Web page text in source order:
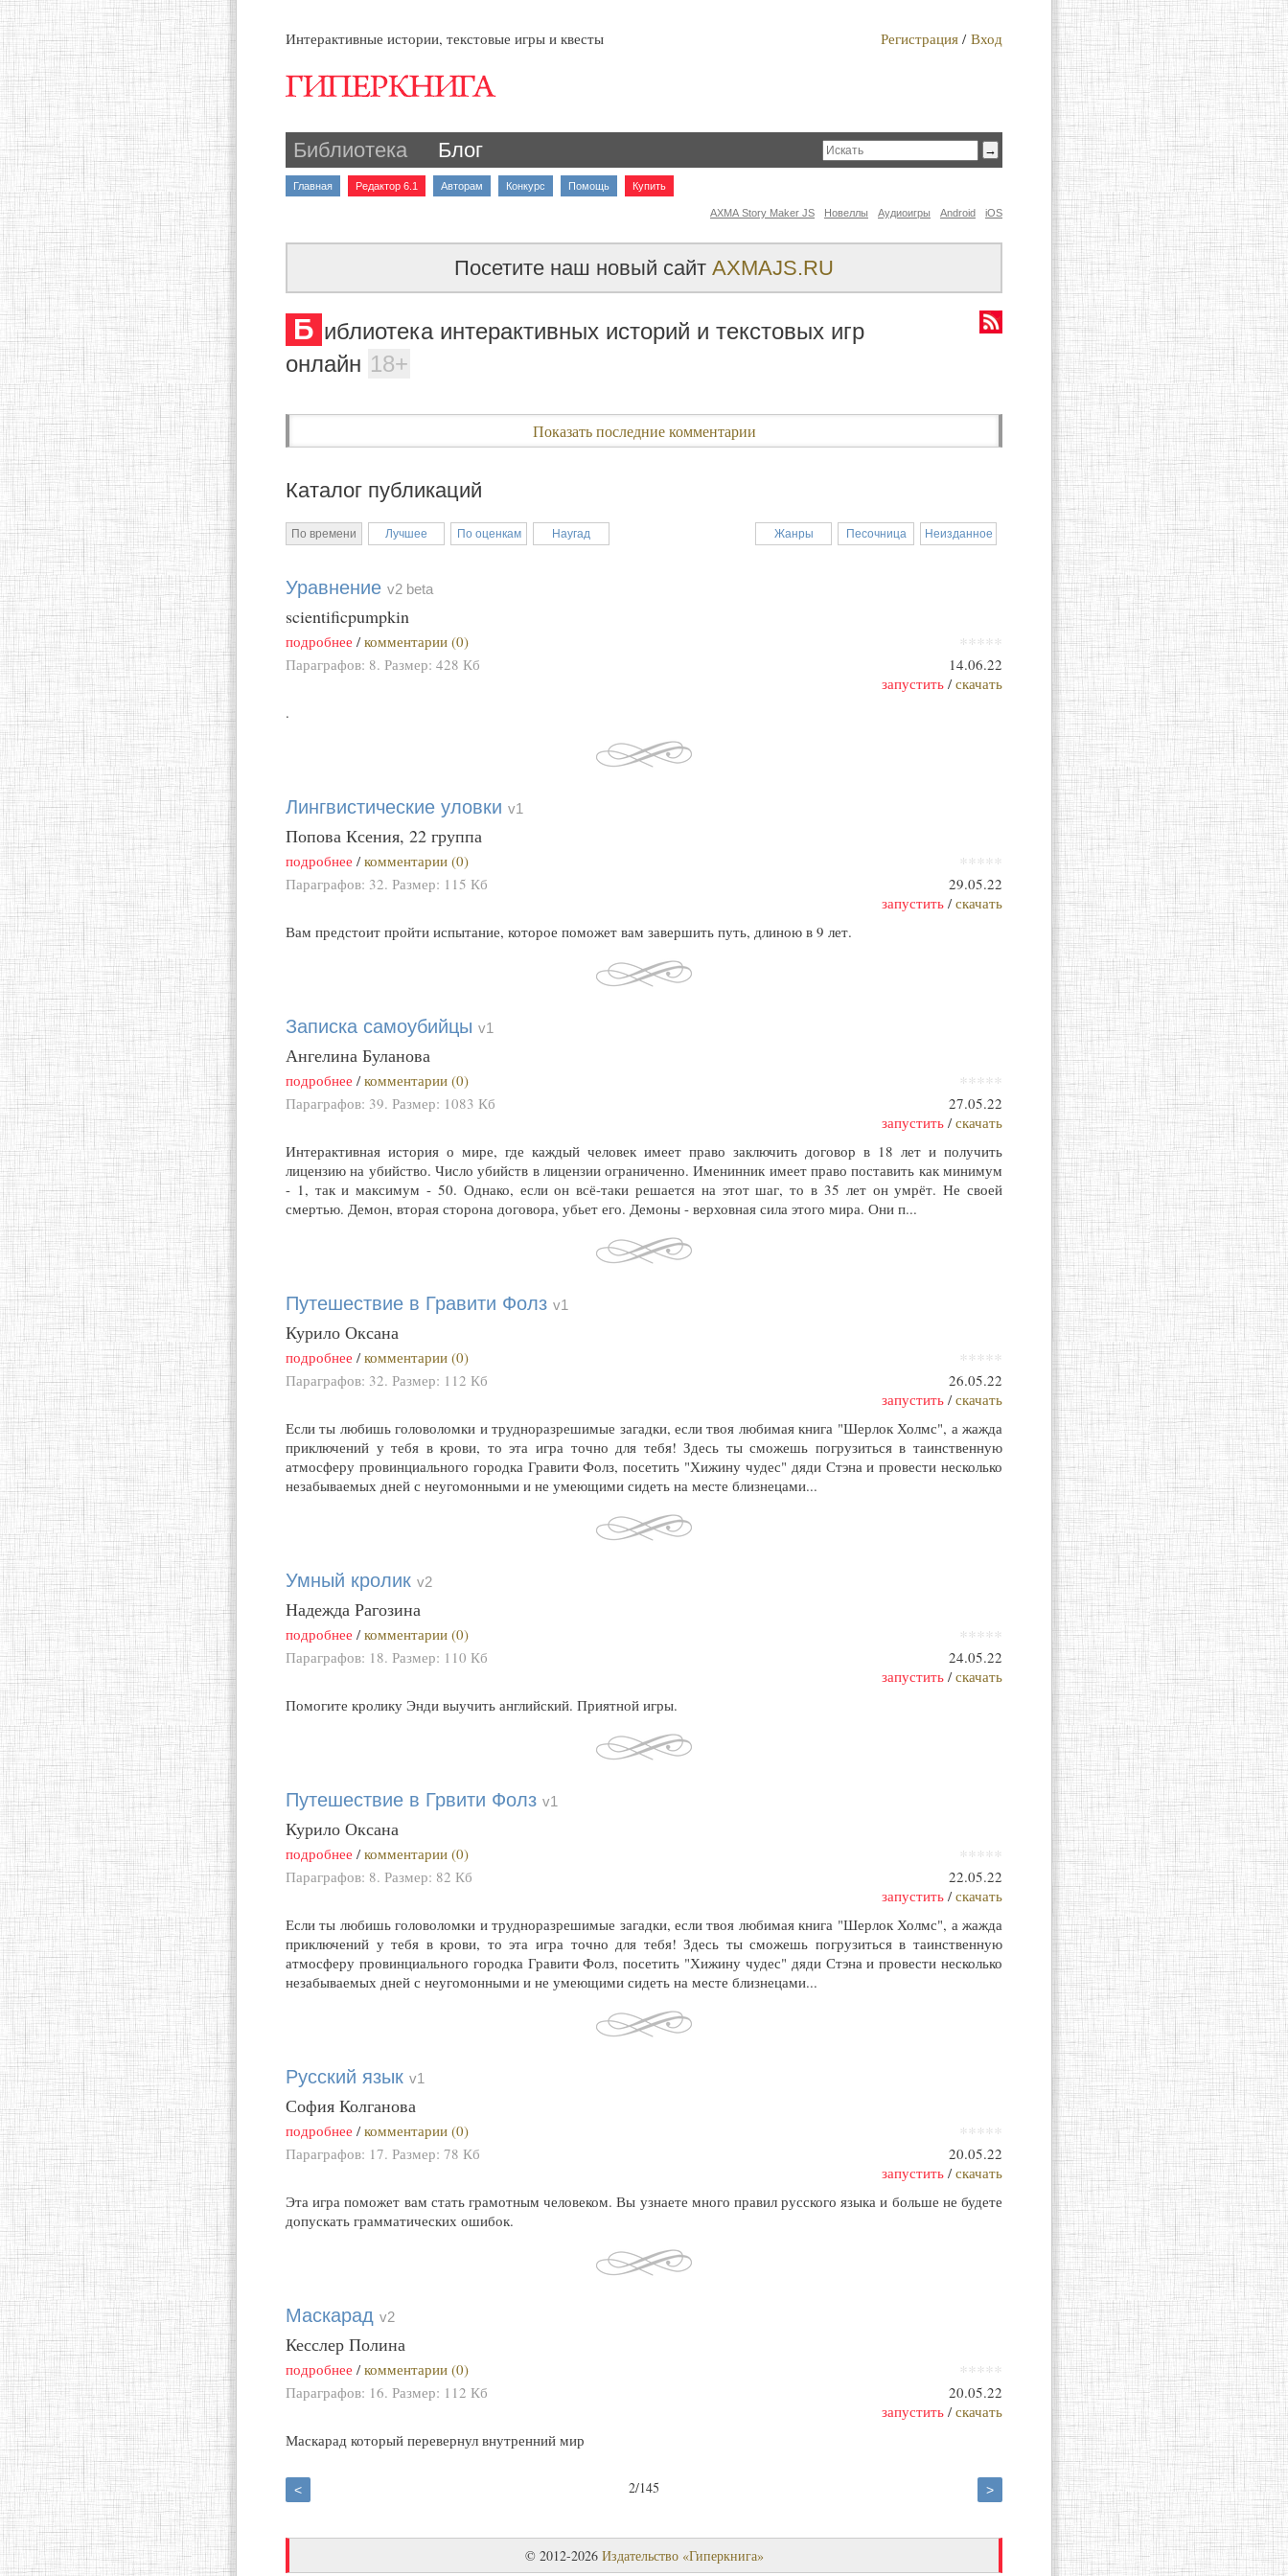
Интерактивные истории, текстовые игры и квесты Регистрация / Вход
Библиотека Блог
Главная Редактор 6.1 Авторам Конкурс Помощь Купить
iOS
Android
Аудиоигры
Новеллы
AXMA Story Maker JS
Посетите наш новый сайт AXMAJS.RU
Б иблиотека интерактивных историй и текстовых игр
онлайн 18+
Показать последние комментарии
Каталог публикаций
По времени Лучшее По оценкам Наугад Неизданное
Песочница
Жанры
Уравнение v2 beta
scientificpumpkin
подробнее /комментарии (0) *****
Параграфов: 8. Размер: 428 Кб
14.06.22
запустить /скачать
.
Лингвистические уловки v1
Попова Ксения, 22 группа
подробнее /комментарии (0) *****
Параграфов: 32. Размер: 115 Кб
29.05.22
запустить /скачать
Вам предстоит пройти испытание, которое поможет вам завершить путь, длиною в 9 лет.
Записка самоубийцы v1
Ангелина Буланова
подробнее /комментарии (0) *****
Параграфов: 39. Размер: 1083 Кб
27.05.22
запустить /скачать
Интерактивная история о мире, где каждый человек имеет право заключить договор в 18 лет и получить
лицензию на убийство. Число убийств в лицензии ограниченно. Именинник имеет право поставить как минимум
- 1, так и максимум - 50. Однако, если он всё-таки решается на этот шаг, то в 35 лет он умрёт. Не своей
смертью. Демон, вторая сторона договора, убьет его. Демоны - верховная сила этого мира. Они п...
Путешествие в Гравити Фолз v1
Курило Оксана
подробнее /комментарии (0) *****
Параграфов: 32. Размер: 112 Кб
26.05.22
запустить /скачать
Если ты любишь головоломки и трудноразрешимые загадки, если твоя любимая книга "Шерлок Холмс", а жажда
приключений у тебя в крови, то эта игра точно для тебя! Здесь ты сможешь погрузиться в таинственную
атмосферу провинциального городка Гравити Фолз, посетить "Хижину чудес" дяди Стэна и провести несколько
незабываемых дней с неугомонными и не умеющими сидеть на месте близнецами...
Умный кролик v2
Надежда Рагозина
подробнее /комментарии (0) *****
Параграфов: 18. Размер: 110 Кб
24.05.22
запустить /скачать
Помогите кролику Энди выучить английский. Приятной игры.
Путешествие в Грвити Фолз v1
Курило Оксана
подробнее /комментарии (0) *****
Параграфов: 8. Размер: 82 Кб
22.05.22
запустить /скачать
Если ты любишь головоломки и трудноразрешимые загадки, если твоя любимая книга "Шерлок Холмс", а жажда
приключений у тебя в крови, то эта игра точно для тебя! Здесь ты сможешь погрузиться в таинственную
атмосферу провинциального городка Гравити Фолз, посетить "Хижину чудес" дяди Стэна и провести несколько
незабываемых дней с неугомонными и не умеющими сидеть на месте близнецами...
Русский язык v1
София Колганова
подробнее /комментарии (0) *****
Параграфов: 17. Размер: 78 Кб
20.05.22
запустить /скачать
Эта игра поможет вам стать грамотным человеком. Вы узнаете много правил русского языка и больше не будете
допускать грамматических ошибок.
Маскарад v2
Кесслер Полина
подробнее /комментарии (0) *****
Параграфов: 16. Размер: 112 Кб
20.05.22
запустить /скачать
Маскарад который перевернул внутренний мир
< 2/145 >
© 2012-2026 Издательство «Гиперкнига»